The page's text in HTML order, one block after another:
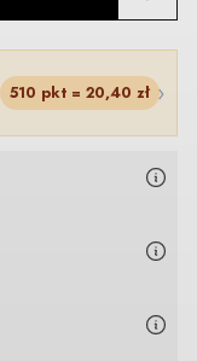
510 pkt = 20,40 zł ›